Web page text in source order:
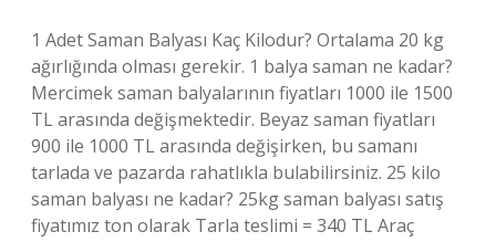
1 Adet Saman Balyası Kaç Kilodur? Ortalama 20 kg
ağırlığında olması gerekir. 1 balya saman ne kadar?
Mercimek saman balyalarının fiyatları 1000 ile 1500
TL arasında değişmektedir. Beyaz saman fiyatları
900 ile 1000 TL arasında değişirken, bu samanı
tarlada ve pazarda rahatlıkla bulabilirsiniz. 25 kilo
saman balyası ne kadar? 25kg saman balyası satış
fiyatımız ton olarak Tarla teslimi = 340 TL Araç